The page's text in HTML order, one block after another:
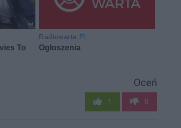
Oceń
1 0